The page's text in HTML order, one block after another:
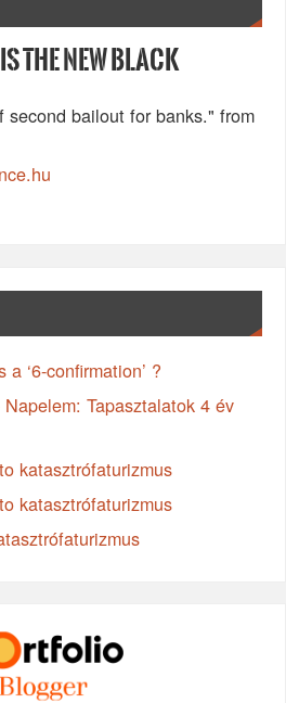
IS THE NEW BLACK
second bailout for banks." from
‘6-confirmation’ ?
Napelem: Tapasztalatok 4 év
katasztrófaturizmus
katasztrófaturizmus